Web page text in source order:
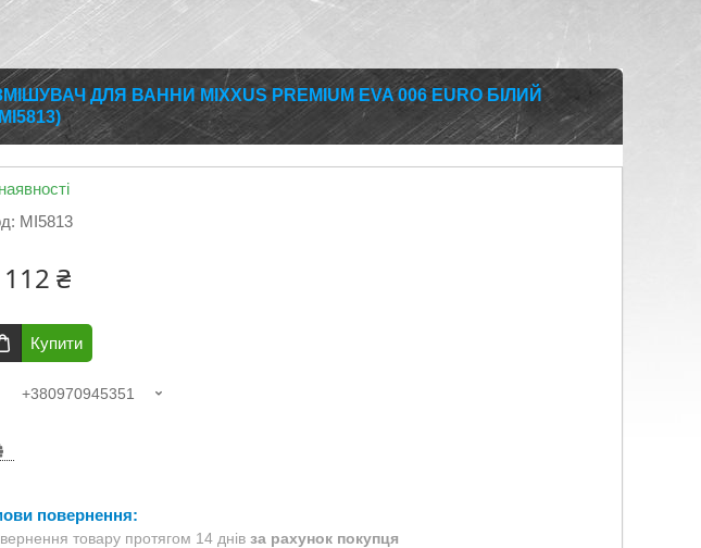
ДЛЯ ВАННИ MIXXUS PREMIUM EVA 006 EURO БІЛИЙ
MI5813
₴
Купити
+380970945351
товару протягом 14 днів за рахунок покупця